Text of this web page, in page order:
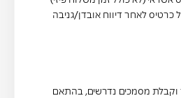
לאחר דיווח אובדן/גניבה
וקבלת מסמכים נדרשים, בהתאם